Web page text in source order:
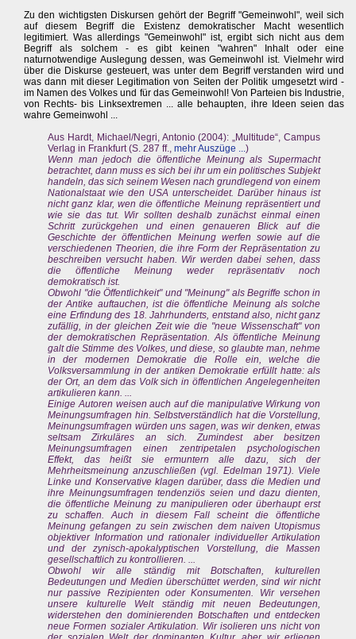
Zu den wichtigsten Diskursen gehört der Begriff "Gemeinwohl", weil sich
auf diesem Begriff die Existenz demokratischer Macht wesentlich
legitimiert. Was allerdings "Gemeinwohl" ist, ergibt sich nicht aus dem
Begriff als solchem - es gibt keinen "wahren" Inhalt oder eine
naturnotwendige Auslegung dessen, was Gemeinwohl ist. Vielmehr wird
über die Diskurse gesteuert, was unter dem Begriff verstanden wird und
was dann mit dieser Legitimation von Seiten der Politik umgesetzt wird -
im Namen des Volkes und für das Gemeinwohl! Von Parteien bis Industrie,
von Rechts- bis Linksextremen ... alle behaupten, ihre Ideen seien das
wahre Gemeinwohl ...
Aus Hardt, Michael/Negri, Antonio (2004): „Multitude“, Campus
Verlag in Frankfurt (S. 287 ff., mehr Auszüge ...)
Wenn man jedoch die öffentliche Meinung als Supermacht
betrachtet, dann muss es sich bei ihr um ein politisches Subjekt
handeln, das sich seinem Wesen nach grundlegend von einem
Nationalstaat wie den USA unterscheidet. Darüber hinaus ist
nicht ganz klar, wen die öffentliche Meinung repräsentiert und
wie sie das tut. Wir sollten deshalb zunächst einmal einen
Schritt zurückgehen und einen genaueren Blick auf die
Geschichte der öffentlichen Meinung werfen sowie auf die
verschiedenen Theorien, die ihre Form der Repräsentation zu
beschreiben versucht haben. Wir werden dabei sehen, dass
die öffentliche Meinung weder repräsentativ noch
demokratisch ist.
Obwohl "die Öffentlichkeit" und "Meinung" als Begriffe schon in
der Antike auftauchen, ist die öffentliche Meinung als solche
eine Erfindung des 18. Jahrhunderts, entstand also, nicht ganz
zufällig, in der gleichen Zeit wie die "neue Wissenschaft" von
der demokratischen Repräsentation. Als öffentliche Meinung
galt die Stimme des Volkes, und diese, so glaubte man, nehme
in der modernen Demokratie die Rolle ein, welche die
Volksversammlung in der antiken Demokratie erfüllt hatte: als
der Ort, an dem das Volk sich in öffentlichen Angelegenheiten
artikulieren kann. ...
Einige Autoren weisen auch auf die manipulative Wirkung von
Meinungsumfragen hin. Selbstverständlich hat die Vorstellung,
Meinungsumfragen würden uns sagen, was wir denken, etwas
seltsam Zirkuläres an sich. Zumindest aber besitzen
Meinungsumfragen einen zentripetalen psychologischen
Effekt, das heißt sie ermuntern alle dazu, sich der
Mehrheitsmeinung anzuschließen (vgl. Edelman 1971). Viele
Linke und Konservative klagen darüber, dass die Medien und
ihre Meinungsumfragen tendenziös seien und dazu dienten,
die öffentliche Meinung zu manipulieren oder überhaupt erst
zu schaffen. Auch in diesem Fall scheint die öffentliche
Meinung gefangen zu sein zwischen dem naiven Utopismus
objektiver Information und rationaler individueller Artikulation
und der zynisch-apokalyptischen Vorstellung, die Massen
gesellschaftlich zu kontrollieren. ...
Obwohl wir alle ständig mit Botschaften, kulturellen
Bedeutungen und Medien überschüttet werden, sind wir nicht
nur passive Rezipienten oder Konsumenten. Wir versehen
unsere kulturelle Welt ständig mit neuen Bedeutungen,
widerstehen den dominierenden Botschaften und entdecken
neue Formen sozialer Artikulation. Wir isolieren uns nicht von